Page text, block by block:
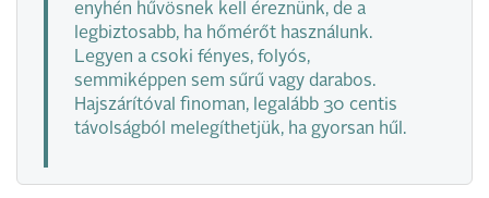
enyhén hűvösnek kell éreznünk, de a
legbiztosabb, ha hőmérőt használunk.
Legyen a csoki fényes, folyós,
semmiképpen sem sűrű vagy darabos.
Hajszárítóval finoman, legalább 30 centis
távolságból melegíthetjük, ha gyorsan hűl.